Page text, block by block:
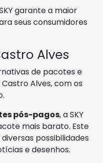
garante a maior
seus consumidores
Alves
de pacotes e
Alves, com os
pós-pagos, a SKY
mais barato. Este
possibilidades
e desenhos.